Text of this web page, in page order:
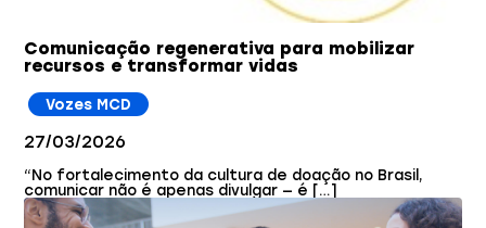
Comunicação regenerativa para mobilizar
recursos e transformar vidas
Vozes MCD
27/03/2026
“No fortalecimento da cultura de doação no Brasil,
comunicar não é apenas divulgar — é […]